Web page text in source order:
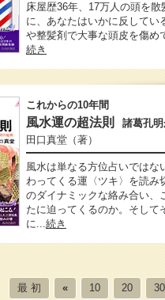
床屋歴36年、17万人の頭を散
に、あなたはいかに反してい
や整髪剤で大事な頭皮を傷め
続き
これからの10年間
風水運の超法則
諸葛孔
田口真堂 （著）
風水は単なる方位占いではな
わってくる運〈ツキ〉を読み
のダイナミックな絡み合い、
たに迫ってくるのか。そして
に...続き
最 初 « 10 20 30